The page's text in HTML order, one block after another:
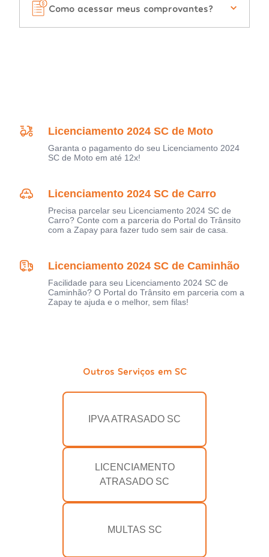
Como acessar meus comprovantes?
Licenciamento 2024 SC de Moto
Garanta o pagamento do seu Licenciamento 2024
SC de Moto em até 12x!
Licenciamento 2024 SC de Carro
Precisa parcelar seu Licenciamento 2024 SC de
Carro? Conte com a parceria do Portal do Trânsito
com a Zapay para fazer tudo sem sair de casa.
Licenciamento 2024 SC de Caminhão
Facilidade para seu Licenciamento 2024 SC de
Caminhão? O Portal do Trânsito em parceria com a
Zapay te ajuda e o melhor, sem filas!
Outros Serviços em SC
IPVA ATRASADO SC
LICENCIAMENTO
ATRASADO SC
MULTAS SC